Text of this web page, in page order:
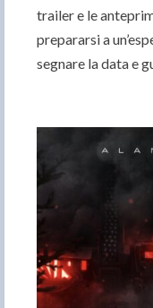
trailer e le
prepararsi a
segnare la data e